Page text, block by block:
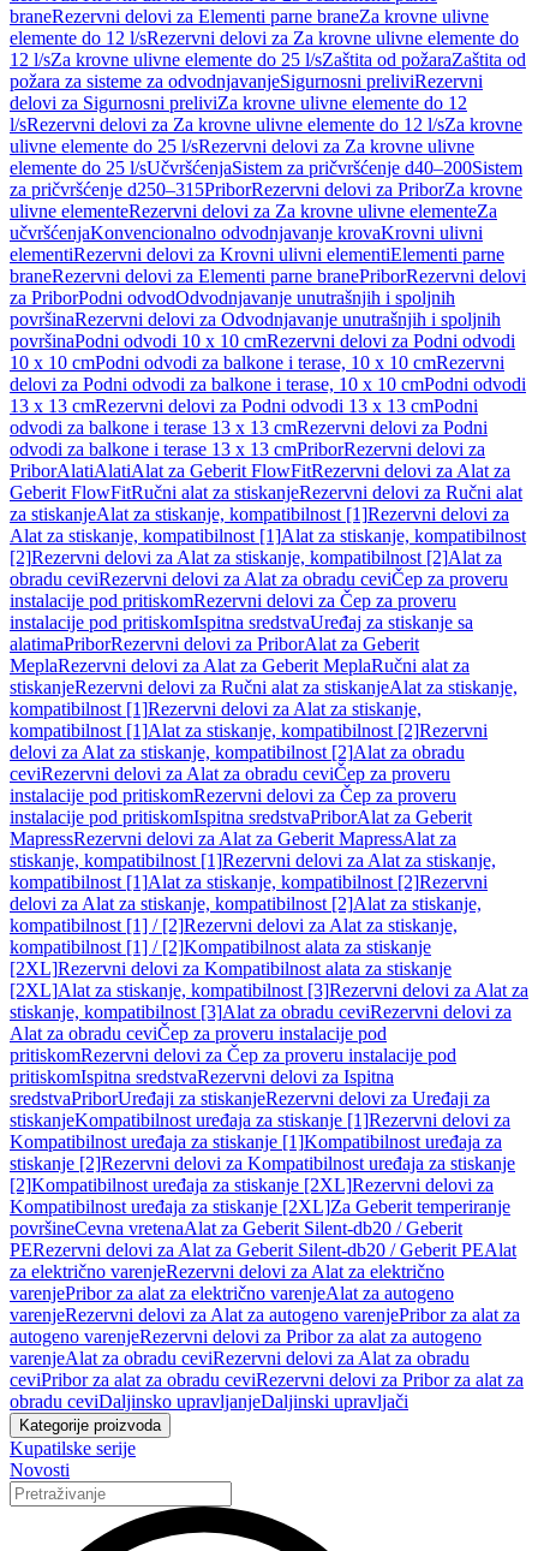
braneRezervni delovi za Elementi parne braneZa krovne ulivne
elemente do 12 l/sRezervni delovi za Za krovne ulivne elemente do
12 l/sZa krovne ulivne elemente do 25 l/sZaštita od požaraZaštita od
požara za sisteme za odvodnjavanjeSigurnosni preliviRezervni
delovi za Sigurnosni preliviZa krovne ulivne elemente do 12
l/sRezervni delovi za Za krovne ulivne elemente do 12 l/sZa krovne
ulivne elemente do 25 l/sRezervni delovi za Za krovne ulivne
elemente do 25 l/sUčvršćenjaSistem za pričvršćenje d40–200Sistem
za pričvršćenje d250–315PriborRezervni delovi za PriborZa krovne
ulivne elementeRezervni delovi za Za krovne ulivne elementeZa
učvršćenjaKonvencionalno odvodnjavanje krovaKrovni ulivni
elementiRezervni delovi za Krovni ulivni elementiElementi parne
braneRezervni delovi za Elementi parne branePriborRezervni delovi
za PriborPodni odvodOdvodnjavanje unutrašnjih i spoljnih
površinaRezervni delovi za Odvodnjavanje unutrašnjih i spoljnih
površinaPodni odvodi 10 x 10 cmRezervni delovi za Podni odvodi
10 x 10 cmPodni odvodi za balkone i terase, 10 x 10 cmRezervni
delovi za Podni odvodi za balkone i terase, 10 x 10 cmPodni odvodi
13 x 13 cmRezervni delovi za Podni odvodi 13 x 13 cmPodni
odvodi za balkone i terase 13 x 13 cmRezervni delovi za Podni
odvodi za balkone i terase 13 x 13 cmPriborRezervni delovi za
PriborAlatiAlatiAlat za Geberit FlowFitRezervni delovi za Alat za
Geberit FlowFitRučni alat za stiskanjeRezervni delovi za Ručni alat
za stiskanjeAlat za stiskanje, kompatibilnost [1]Rezervni delovi za
Alat za stiskanje, kompatibilnost [1]Alat za stiskanje, kompatibilnost
[2]Rezervni delovi za Alat za stiskanje, kompatibilnost [2]Alat za
obradu ceviRezervni delovi za Alat za obradu ceviČep za proveru
instalacije pod pritiskomRezervni delovi za Čep za proveru
instalacije pod pritiskomIspitna sredstvaUređaj za stiskanje sa
alatimaPriborRezervni delovi za PriborAlat za Geberit
MeplaRezervni delovi za Alat za Geberit MeplaRučni alat za
stiskanjeRezervni delovi za Ručni alat za stiskanjeAlat za stiskanje,
kompatibilnost [1]Rezervni delovi za Alat za stiskanje,
kompatibilnost [1]Alat za stiskanje, kompatibilnost [2]Rezervni
delovi za Alat za stiskanje, kompatibilnost [2]Alat za obradu
ceviRezervni delovi za Alat za obradu ceviČep za proveru
instalacije pod pritiskomRezervni delovi za Čep za proveru
instalacije pod pritiskomIspitna sredstvaPriborAlat za Geberit
MapressRezervni delovi za Alat za Geberit MapressAlat za
stiskanje, kompatibilnost [1]Rezervni delovi za Alat za stiskanje,
kompatibilnost [1]Alat za stiskanje, kompatibilnost [2]Rezervni
delovi za Alat za stiskanje, kompatibilnost [2]Alat za stiskanje,
kompatibilnost [1] / [2]Rezervni delovi za Alat za stiskanje,
kompatibilnost [1] / [2]Kompatibilnost alata za stiskanje
[2XL]Rezervni delovi za Kompatibilnost alata za stiskanje
[2XL]Alat za stiskanje, kompatibilnost [3]Rezervni delovi za Alat za
stiskanje, kompatibilnost [3]Alat za obradu ceviRezervni delovi za
Alat za obradu ceviČep za proveru instalacije pod
pritiskomRezervni delovi za Čep za proveru instalacije pod
pritiskomIspitna sredstvaRezervni delovi za Ispitna
sredstvaPriborUređaji za stiskanjeRezervni delovi za Uređaji za
stiskanjeKompatibilnost uređaja za stiskanje [1]Rezervni delovi za
Kompatibilnost uređaja za stiskanje [1]Kompatibilnost uređaja za
stiskanje [2]Rezervni delovi za Kompatibilnost uređaja za stiskanje
[2]Kompatibilnost uređaja za stiskanje [2XL]Rezervni delovi za
Kompatibilnost uređaja za stiskanje [2XL]Za Geberit temperiranje
površineCevna vretenaAlat za Geberit Silent-db20 / Geberit
PERezervni delovi za Alat za Geberit Silent-db20 / Geberit PEAlat
za električno varenjeRezervni delovi za Alat za električno
varenjePribor za alat za električno varenjeAlat za autogeno
varenjeRezervni delovi za Alat za autogeno varenjePribor za alat za
autogeno varenjeRezervni delovi za Pribor za alat za autogeno
varenjeAlat za obradu ceviRezervni delovi za Alat za obradu
ceviPribor za alat za obradu ceviRezervni delovi za Pribor za alat za
obradu ceviDaljinsko upravljanjeDaljinski upravljači
Kategorije proizvoda
Kupatilske serije
Novosti